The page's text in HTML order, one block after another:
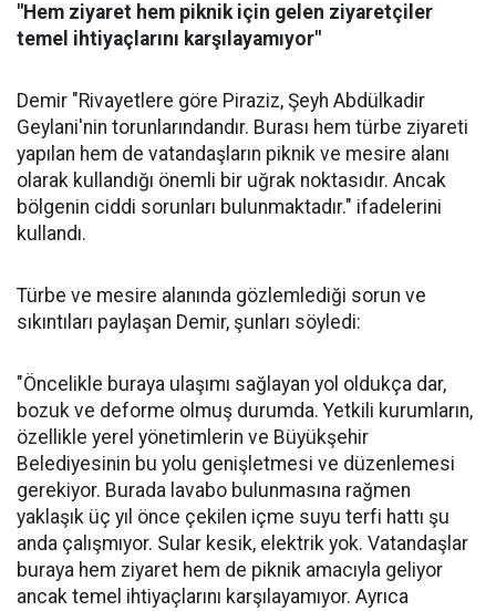
"Hem ziyaret hem piknik için gelen ziyaretçiler
temel ihtiyaçlarını karşılayamıyor"
Demir "Rivayetlere göre Piraziz, Şeyh Abdülkadir
Geylani'nin torunlarındandır. Burası hem türbe ziyareti
yapılan hem de vatandaşların piknik ve mesire alanı
olarak kullandığı önemli bir uğrak noktasıdır. Ancak
bölgenin ciddi sorunları bulunmaktadır." ifadelerini
kullandı.
Türbe ve mesire alanında gözlemlediği sorun ve
sıkıntıları paylaşan Demir, şunları söyledi:
"Öncelikle buraya ulaşımı sağlayan yol oldukça dar,
bozuk ve deforme olmuş durumda. Yetkili kurumların,
özellikle yerel yönetimlerin ve Büyükşehir
Belediyesinin bu yolu genişletmesi ve düzenlemesi
gerekiyor. Burada lavabo bulunmasına rağmen
yaklaşık üç yıl önce çekilen içme suyu terfi hattı şu
anda çalışmıyor. Sular kesik, elektrik yok. Vatandaşlar
buraya hem ziyaret hem de piknik amacıyla geliyor
ancak temel ihtiyaçlarını karşılayamıyor. Ayrıca